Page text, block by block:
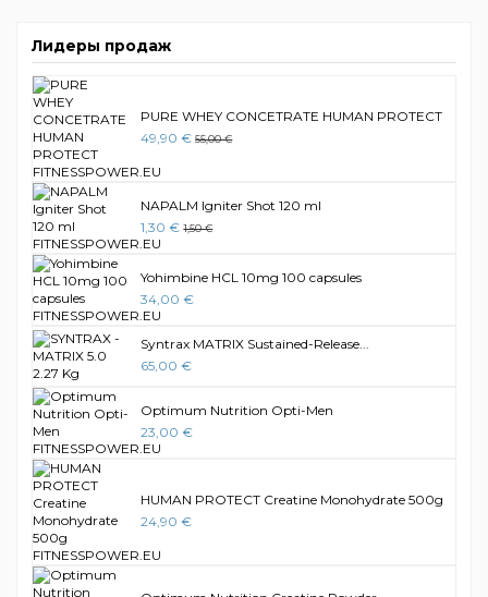
Лидеры продаж
PURE WHEY CONCETRATE HUMAN PROTECT
49,90 € 55,00 €
NAPALM Igniter Shot 120 ml
1,30 € 1,50 €
Yohimbine HCL 10mg 100 capsules
34,00 €
Syntrax MATRIX Sustained-Release...
65,00 €
Optimum Nutrition Opti-Men
23,00 €
HUMAN PROTECT Creatine Monohydrate 500g
24,90 €